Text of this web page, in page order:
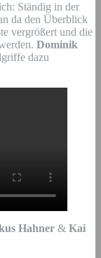
Ständig in der
da den Überblick
vergrößert und die
Dominik
dazu
Hahner & Kai